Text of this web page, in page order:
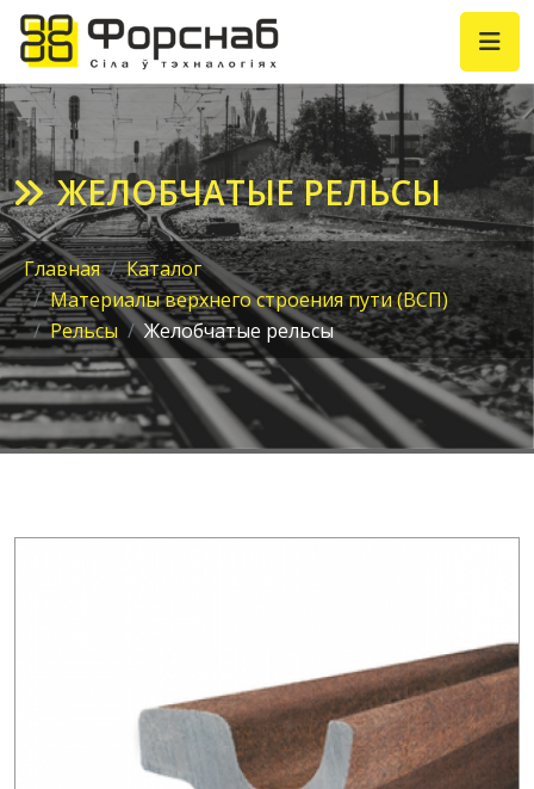
ЖЕЛОБЧАТЫЕ РЕЛЬСЫ
Главная
Каталог
Материалы верхнего строения пути (ВСП)
Рельсы
Желобчатые рельсы